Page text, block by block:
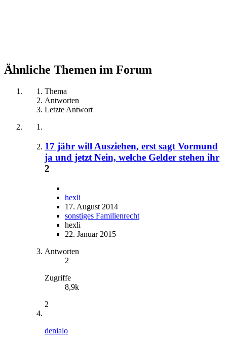
Ähnliche Themen im Forum
Thema
Antworten
Letzte Antwort
17 jähr will Ausziehen, erst sagt Vormund
ja und jetzt Nein, welche Gelder stehen ihr
2
hexli
17. August 2014
sonstiges Familienrecht
hexli
22. Januar 2015
Antworten
2
Zugriffe
8,9k
2
denialo